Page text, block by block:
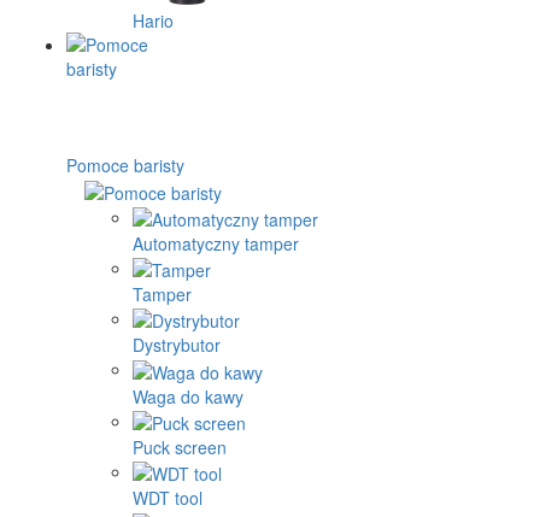
Hario
Pomoce baristy
Automatyczny tamper
Tamper
Dystrybutor
Waga do kawy
Puck screen
WDT tool